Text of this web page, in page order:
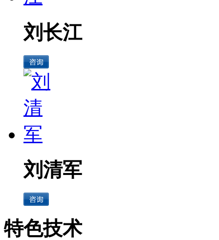
刘长江
刘清军
特色技术